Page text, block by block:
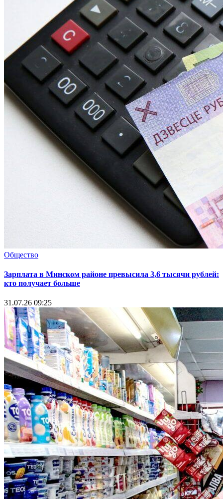
Общество
Зарплата в Минском районе превысила 3,6 тысячи рублей:
кто получает больше
31.07.26 09:25